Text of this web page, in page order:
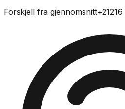
Forskjell fra gjennomsnitt+21216